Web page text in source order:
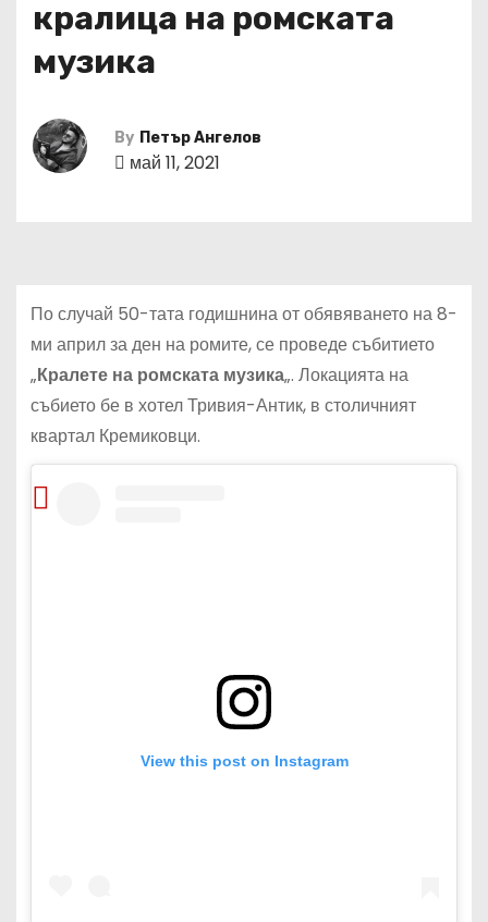
кралица на ромската
музика
By Петър Ангелов
май 11, 2021
По случай 50-тата годишнина от обявяването на 8-
ми април за ден на ромите, се проведе събитието
„Кралете на ромската музика„. Локацията на
събието бе в хотел Тривия-Антик, в столичният
квартал Кремиковци.
View this post on Instagram